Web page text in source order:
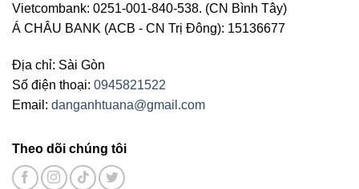
Vietcombank: 0251-001-840-538. (CN Bình Tây)
Á CHÂU BANK (ACB - CN Trị Đông): 15136677
Địa chỉ: Sài Gòn
Số điện thoại: 0945821522
Email: danganhtuana@gmail.com
Theo dõi chúng tôi